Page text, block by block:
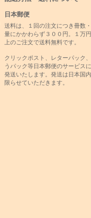
日本郵便
送料は、１回の注文につき冊数
量にかかわらず３００円。１万
上のご注文で送料無料です。
クリックポスト、レターパック
うパック等日本郵便のサービス
発送いたします。発送は日本国
限らせていただきます。